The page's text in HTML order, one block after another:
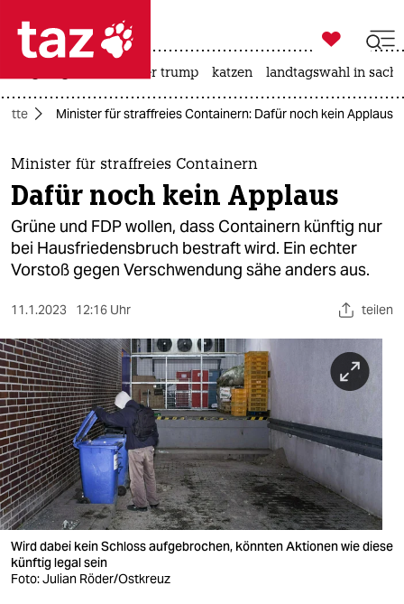
 taz zahl ich
taz zahl ich
themen
politik
öko
gesellschaft
sport
berlin
nord
wahrheit
verlag
verlag

taz zahl ich
usa unter trump katzen landtagswahl in
Minister für straffreies Containern: Dafür noch kein Applaus
Minister für straffreies Containern
Dafür noch kein Applaus
Grüne und FDP wollen, dass Containern künftig nur
bei Hausfriedensbruch bestraft wird. Ein echter
Vorstoß gegen Verschwendung sähe anders aus.
11.1.2023 12:16 Uhr teilen
Wird dabei kein Schloss aufgebrochen, könnten Aktionen wie diese
künftig legal sein
Foto: Julian Röder/Ostkreuz